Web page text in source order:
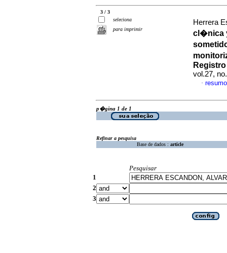
3 / 3
seleciona
para imprimir
Herrera
cl�nica
vol.27,
·
p�gina 1 de 1
Refinar a pesquisa
Base de dados : article
Pesquisar
1
2
3